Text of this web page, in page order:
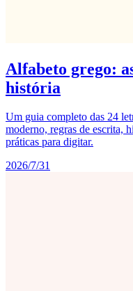
Alfabeto grego:
história
Um guia completo das 24
moderno, regras de escrita,
práticas para digitar.
2026/7/31